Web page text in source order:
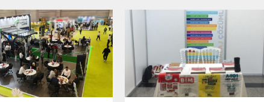
çıkaran hasad yine
ile birlikte 25 Ekim’de
Dalaman’ın zengin
ve doğal güzelliklerinin
olan narların hasad
misafirleri ile kutlamak
Dalaman...
modellerinde ise KOBİ’lere özel
imkânlar sağlayarak dikkatleri
üzerine çekiyor. Opel Corsa, ekim
ayı boyunca 150 bin TL’ye 12 ay
vadeli, yüzde 0 veya 250 bin TL’ye...